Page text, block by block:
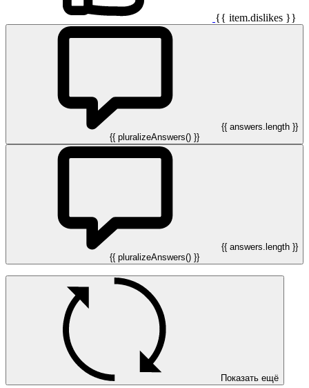
{{ item.dislikes }}
{{ answers.length }}
{{ pluralizeAnswers() }}
{{ answers.length }}
{{ pluralizeAnswers() }}
Показать ещё